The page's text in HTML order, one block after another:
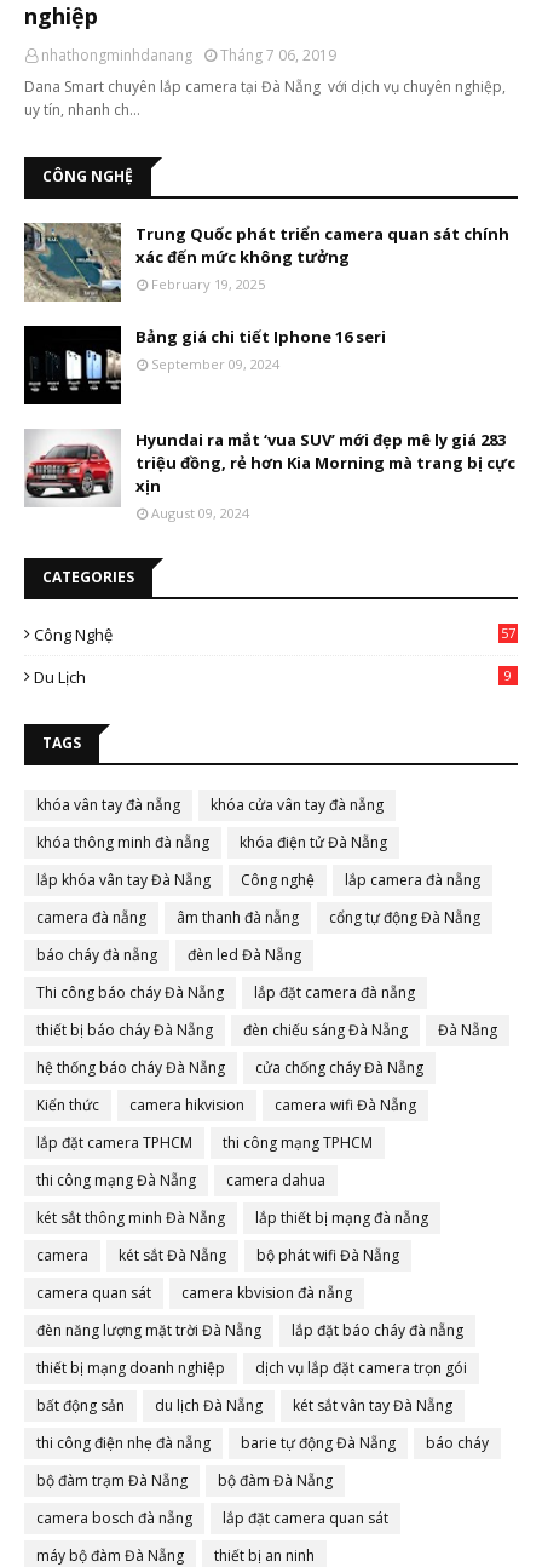
nghiệp
nhathongminhdanang
Tháng 7 06, 2019
Dana Smart chuyên lắp camera tại Đà Nẵng với dịch vụ chuyên nghiệp,
uy tín, nhanh ch…
CÔNG NGHỆ
Trung Quốc phát triển camera quan sát chính
xác đến mức không tưởng
February 19, 2025
Bảng giá chi tiết Iphone 16 seri
September 09, 2024
Hyundai ra mắt ‘vua SUV’ mới đẹp mê ly giá 283
triệu đồng, rẻ hơn Kia Morning mà trang bị cực
xịn
August 09, 2024
CATEGORIES
Công Nghệ 57
Du Lịch 9
TAGS
khóa vân tay đà nẵng
khóa cửa vân tay đà nẵng
khóa thông minh đà nẵng
khóa điện tử Đà Nẵng
lắp khóa vân tay Đà Nẵng
Công nghệ
lắp camera đà nẵng
camera đà nẵng
âm thanh đà nẵng
cổng tự động Đà Nẵng
báo cháy đà nẵng
đèn led Đà Nẵng
Thi công báo cháy Đà Nẵng
lắp đặt camera đà nẵng
thiết bị báo cháy Đà Nẵng
đèn chiếu sáng Đà Nẵng
Đà Nẵng
hệ thống báo cháy Đà Nẵng
cửa chống cháy Đà Nẵng
Kiến thức
camera hikvision
camera wifi Đà Nẵng
lắp đặt camera TPHCM
thi công mạng TPHCM
thi công mạng Đà Nẵng
camera dahua
két sắt thông minh Đà Nẵng
lắp thiết bị mạng đà nẵng
camera
két sắt Đà Nẵng
bộ phát wifi Đà Nẵng
camera quan sát
camera kbvision đà nẵng
đèn năng lượng mặt trời Đà Nẵng
lắp đặt báo cháy đà nẵng
thiết bị mạng doanh nghiệp
dịch vụ lắp đặt camera trọn gói
bất động sản
du lịch Đà Nẵng
két sắt vân tay Đà Nẵng
thi công điện nhẹ đà nẵng
barie tự động Đà Nẵng
báo cháy
bộ đàm trạm Đà Nẵng
bộ đàm Đà Nẵng
camera bosch đà nẵng
lắp đặt camera quan sát
máy bộ đàm Đà Nẵng
thiết bị an ninh